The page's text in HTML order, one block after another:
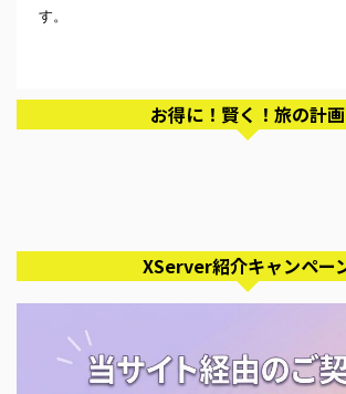
す。
お得に！賢く！旅の計画